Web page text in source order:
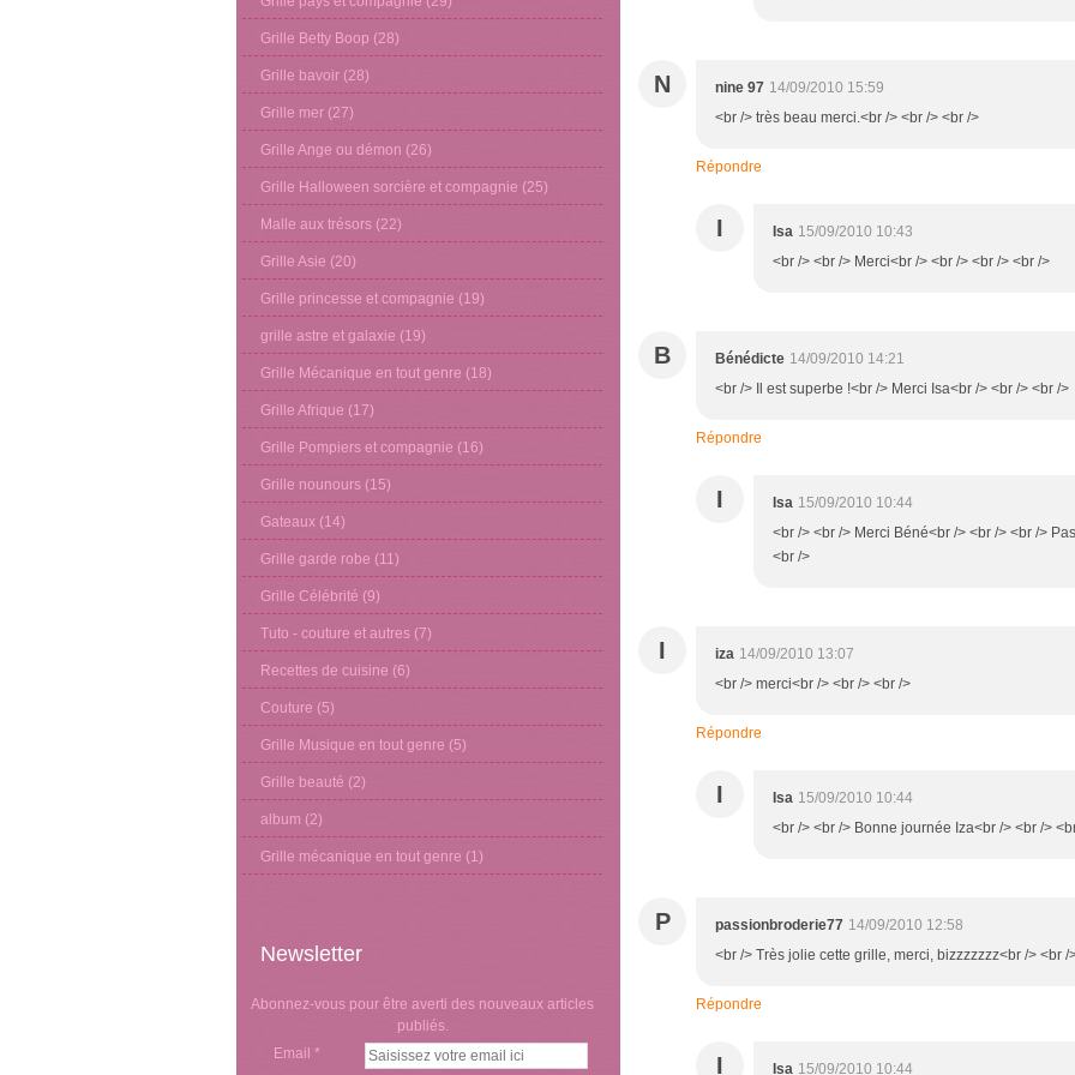
Grille Betty Boop (28)
Grille bavoir (28)
Grille mer (27)
Grille Ange ou démon (26)
Grille Halloween sorcière et compagnie (25)
Malle aux trésors (22)
Grille Asie (20)
Grille princesse et compagnie (19)
grille astre et galaxie (19)
Grille Mécanique en tout genre (18)
Grille Afrique (17)
Grille Pompiers et compagnie (16)
Grille nounours (15)
Gateaux (14)
Grille garde robe (11)
Grille Célébrité (9)
Tuto - couture et autres (7)
Recettes de cuisine (6)
Couture (5)
Grille Musique en tout genre (5)
Grille beauté (2)
album (2)
Grille mécanique en tout genre (1)
Newsletter
Abonnez-vous pour être averti des nouveaux articles
publiés.
Email
N nine 97 14/09/2010 15:59
<br /> très beau merci.<br /> <br /> <br />
Répondre
I Isa 15/09/2010 10:43
<br /> <br /> Merci<br /> <br /> <br /> <br />
B Bénédicte 14/09/2010 14:21
<br /> Il est superbe !<br /> Merci Isa<br /> <br /> <br />
Répondre
I Isa 15/09/2010 10:44
<br /> <br /> Merci Béné<br /> <br /> <br />
<br />
I iza 14/09/2010 13:07
<br /> merci<br /> <br /> <br />
Répondre
I Isa 15/09/2010 10:44
<br /> <br /> Bonne journée Iza<br /> <br />
P passionbroderie77 14/09/2010 12:58
<br /> Très jolie cette grille, merci, bizzzzzzz<br /> <br /
Répondre
I Isa 15/09/2010 10:44